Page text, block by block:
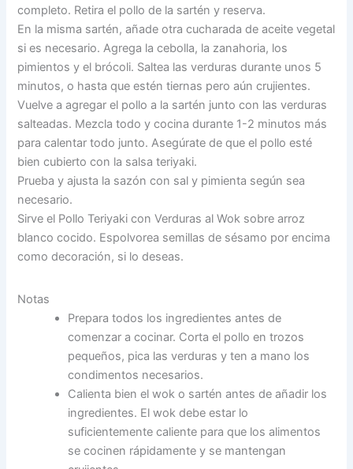
completo. Retira el pollo de la sartén y reserva.
En la misma sartén, añade otra cucharada de aceite vegetal
si es necesario. Agrega la cebolla, la zanahoria, los
pimientos y el brócoli. Saltea las verduras durante unos 5
minutos, o hasta que estén tiernas pero aún crujientes.
Vuelve a agregar el pollo a la sartén junto con las verduras
salteadas. Mezcla todo y cocina durante 1-2 minutos más
para calentar todo junto. Asegúrate de que el pollo esté
bien cubierto con la salsa teriyaki.
Prueba y ajusta la sazón con sal y pimienta según sea
necesario.
Sirve el Pollo Teriyaki con Verduras al Wok sobre arroz
blanco cocido. Espolvorea semillas de sésamo por encima
como decoración, si lo deseas.
Notas
Prepara todos los ingredientes antes de
comenzar a cocinar. Corta el pollo en trozos
pequeños, pica las verduras y ten a mano los
condimentos necesarios.
Calienta bien el wok o sartén antes de añadir los
ingredientes. El wok debe estar lo
suficientemente caliente para que los alimentos
se cocinen rápidamente y se mantengan